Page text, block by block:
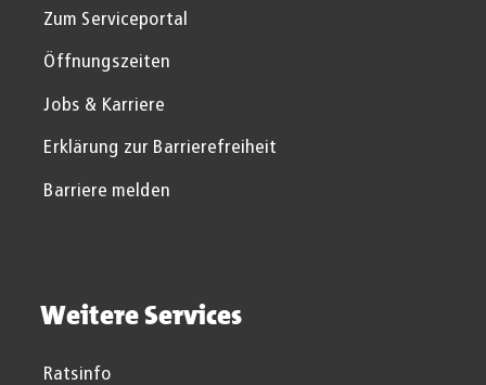
Zum Serviceportal
Öffnungszeiten
Jobs & Karriere
Erklärung zur Barrierefreiheit
Barriere melden
Weitere Services
Ratsinfo